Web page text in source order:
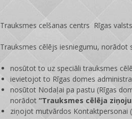
Trauksmes celšanas centrs Rīgas
Trauksmes cēlējs iesniegumu, norādot
nosūtot to uz speciāli trauksmes
ievietojot to Rīgas domes
nosūtot Nodaļai pa pastu (Rīgas
norādot “Trauksmes cēlēja
ziņojot mutvārdos Kontaktpersonai